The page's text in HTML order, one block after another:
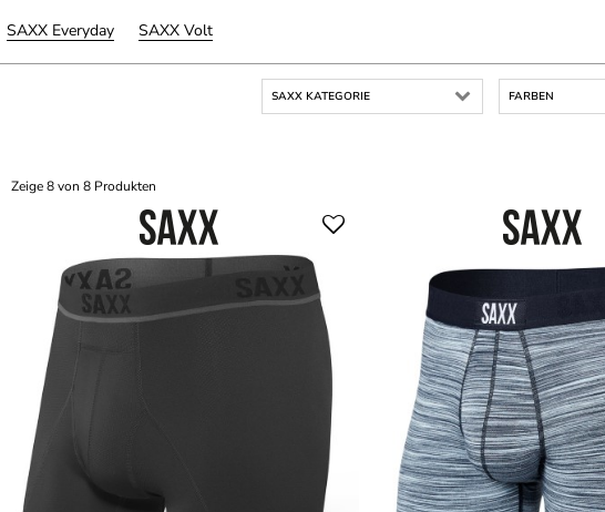
SAXX Everyday SAXX Volt
SAXX KATEGORIE FARBEN
Zeige 8 von 8 Produkten